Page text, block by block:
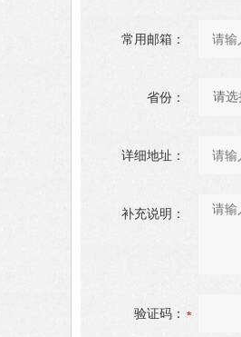
常用邮箱：
省份：
详细地址：
补充说明：
验证码：